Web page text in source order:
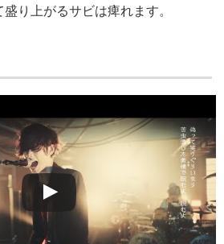
り上がるサビは痺れます。